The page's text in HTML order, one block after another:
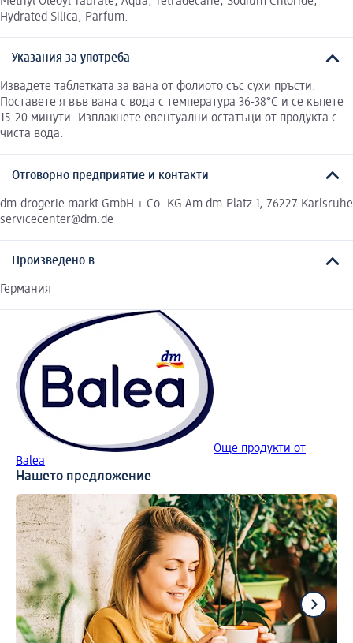
Hydrated Silica, Parfum.
Указания за употреба
Извадете таблетката за вана от фолиото със сухи пръсти.
Поставете я във вана с вода с температура 36-38°C и се къпете
15-20 минути. Изплакнете евентуални остатъци от продукта с
чиста вода.
Отговорно предприятие и контакти
dm-drogerie markt GmbH + Co. KG Am dm-Platz 1, 76227 Karlsruhe
servicecenter@dm.de
Произведено в
Германия
Още продукти от
Balea
Нашето предложение